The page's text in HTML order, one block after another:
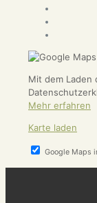
Mit dem Laden
Mehr erfahren
Karte laden
Google Maps